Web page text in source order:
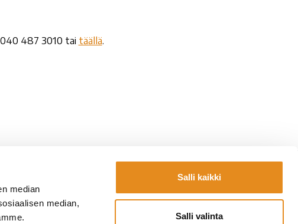
median
median,
Salli kaikki
Salli valinta
487 3010 tai täällä.
Laskutustiedot